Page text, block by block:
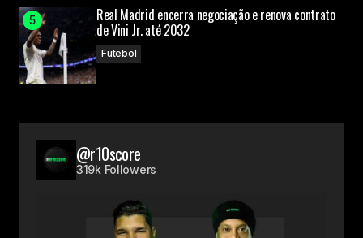
Real Madrid encerra negociação e renova contrato
de Vini Jr. até 2032
Futebol
@r10score
319k Followers